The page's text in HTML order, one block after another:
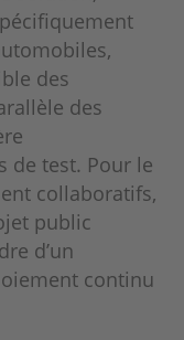
des
des
de test. Pour le
collaboratifs,
public
d’un
continu